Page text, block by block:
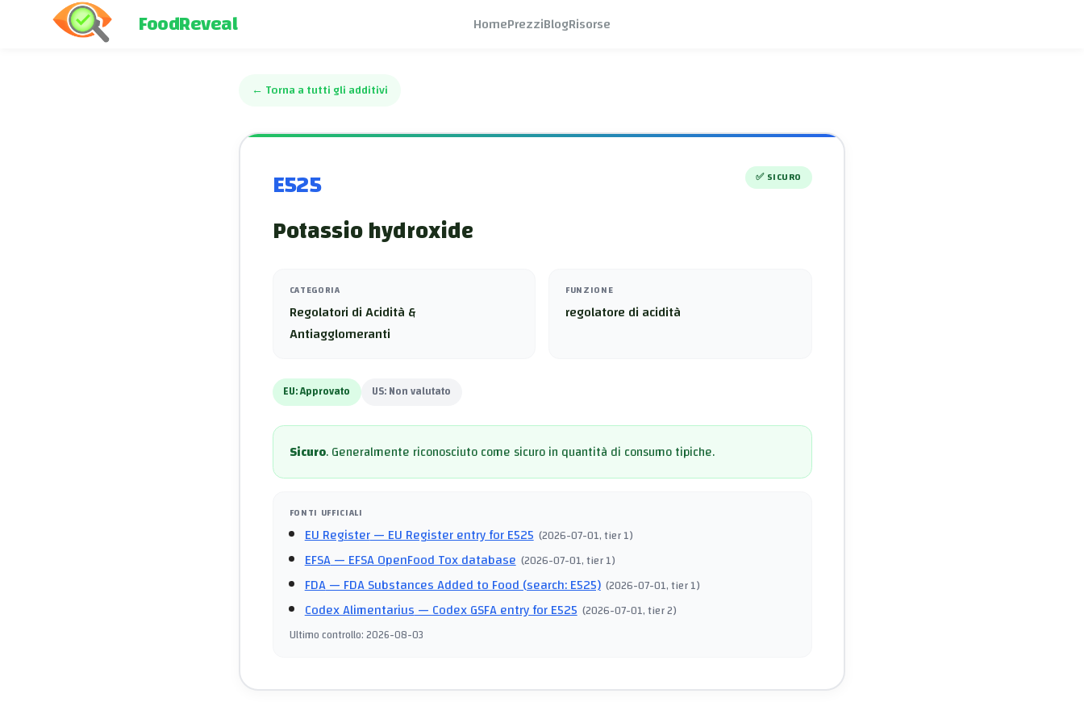
FoodReveal HomePrezziBlogRisorse
← Torna a tutti gli additivi
E525 ✅ SICURO
Potassio hydroxide
CATEGORIA
Regolatori di Acidità &
Antiagglomeranti
FUNZIONE
regolatore di acidità
EU:Approvato US:Non valutato
Sicuro.Generalmente riconosciuto come sicuro in quantità di consumo tipiche.
FONTI UFFICIALI
EU Register— EU Register entry for E525 (2026-07-01, tier 1)
EFSA— EFSA OpenFood Tox database (2026-07-01, tier 1)
FDA— FDA Substances Added to Food (search: E525) (2026-07-01, tier 1)
Codex Alimentarius— Codex GSFA entry for E525 (2026-07-01, tier 2)
Ultimo controllo:2026-08-03